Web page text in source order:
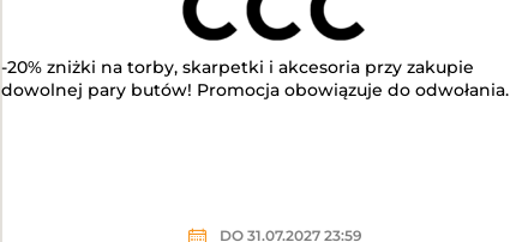
-20% zniżki na torby, skarpetki i akcesoria przy zakupie
dowolnej pary butów! Promocja obowiązuje do odwołania.
DO 31.07.2027 23:59